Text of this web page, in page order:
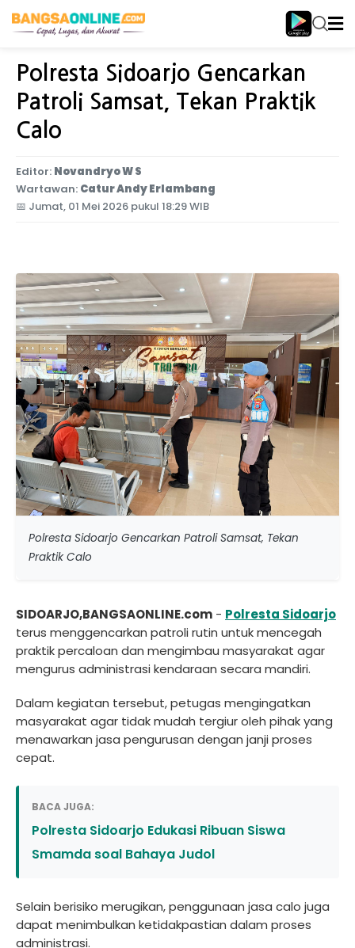
Home Jawa Timur
Polresta Sidoarjo Gencarkan
Patroli Samsat, Tekan Praktik
Calo
Editor: Novandryo W S
Wartawan: Catur Andy Erlambang
📅 Jumat, 01 Mei 2026 pukul 18:29 WIB
Polresta Sidoarjo Gencarkan Patroli Samsat, Tekan
Praktik Calo
SIDOARJO,BANGSAONLINE.com - Polresta Sidoarjo
terus menggencarkan patroli rutin untuk mencegah
praktik percaloan dan mengimbau masyarakat agar
mengurus administrasi kendaraan secara mandiri.
Dalam kegiatan tersebut, petugas mengingatkan
masyarakat agar tidak mudah tergiur oleh pihak yang
menawarkan jasa pengurusan dengan janji proses
cepat.
BACA JUGA:
Polresta Sidoarjo Edukasi Ribuan Siswa
Smamda soal Bahaya Judol
Selain berisiko merugikan, penggunaan jasa calo juga
dapat menimbulkan ketidakpastian dalam proses
administrasi.